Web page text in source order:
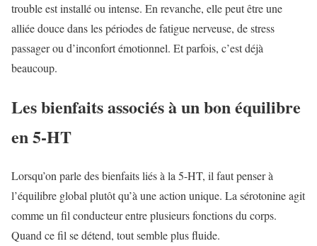
trouble est installé ou intense. En revanche, elle peut être une
alliée douce dans les périodes de fatigue nerveuse, de stress
passager ou d’inconfort émotionnel. Et parfois, c’est déjà
beaucoup.
Les bienfaits associés à un bon équilibre
en 5-HT
Lorsqu’on parle des bienfaits liés à la 5-HT, il faut penser à
l’équilibre global plutôt qu’à une action unique. La sérotonine agit
comme un fil conducteur entre plusieurs fonctions du corps.
Quand ce fil se détend, tout semble plus fluide.